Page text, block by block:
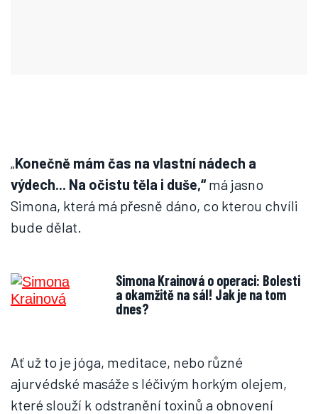
„Konečně mám čas na vlastní nádech a
výdech... Na očistu těla i duše,“má jasno
Simona, která má přesně dáno, co kterou chvíli
bude dělat.
Simona Krainová o operaci: Bolesti
a okamžitě na sál! Jak je na tom
dnes?
Ať už to je jóga, meditace, nebo různé
ajurvédské masáže s léčivým horkým olejem,
které slouží k odstranění toxinů a obnovení